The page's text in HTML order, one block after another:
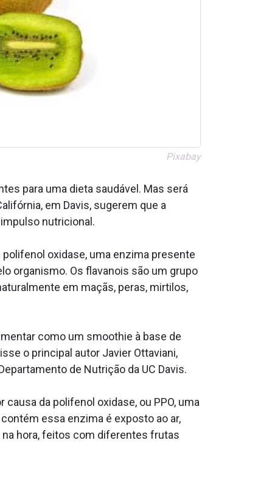
Pixabay
para uma dieta saudável. Mas será
em Davis, sugerem que a
nutricional.
oxidase, uma enzima presente
organismo. Os flavanois são um grupo
em maçãs, peras, mirtilos,
como um smoothie à base de
o principal autor Javier Ottaviani,
de Nutrição da UC Davis.
da polifenol oxidase, ou PPO, uma
essa enzima é exposto ao ar,
hora, feitos com diferentes frutas